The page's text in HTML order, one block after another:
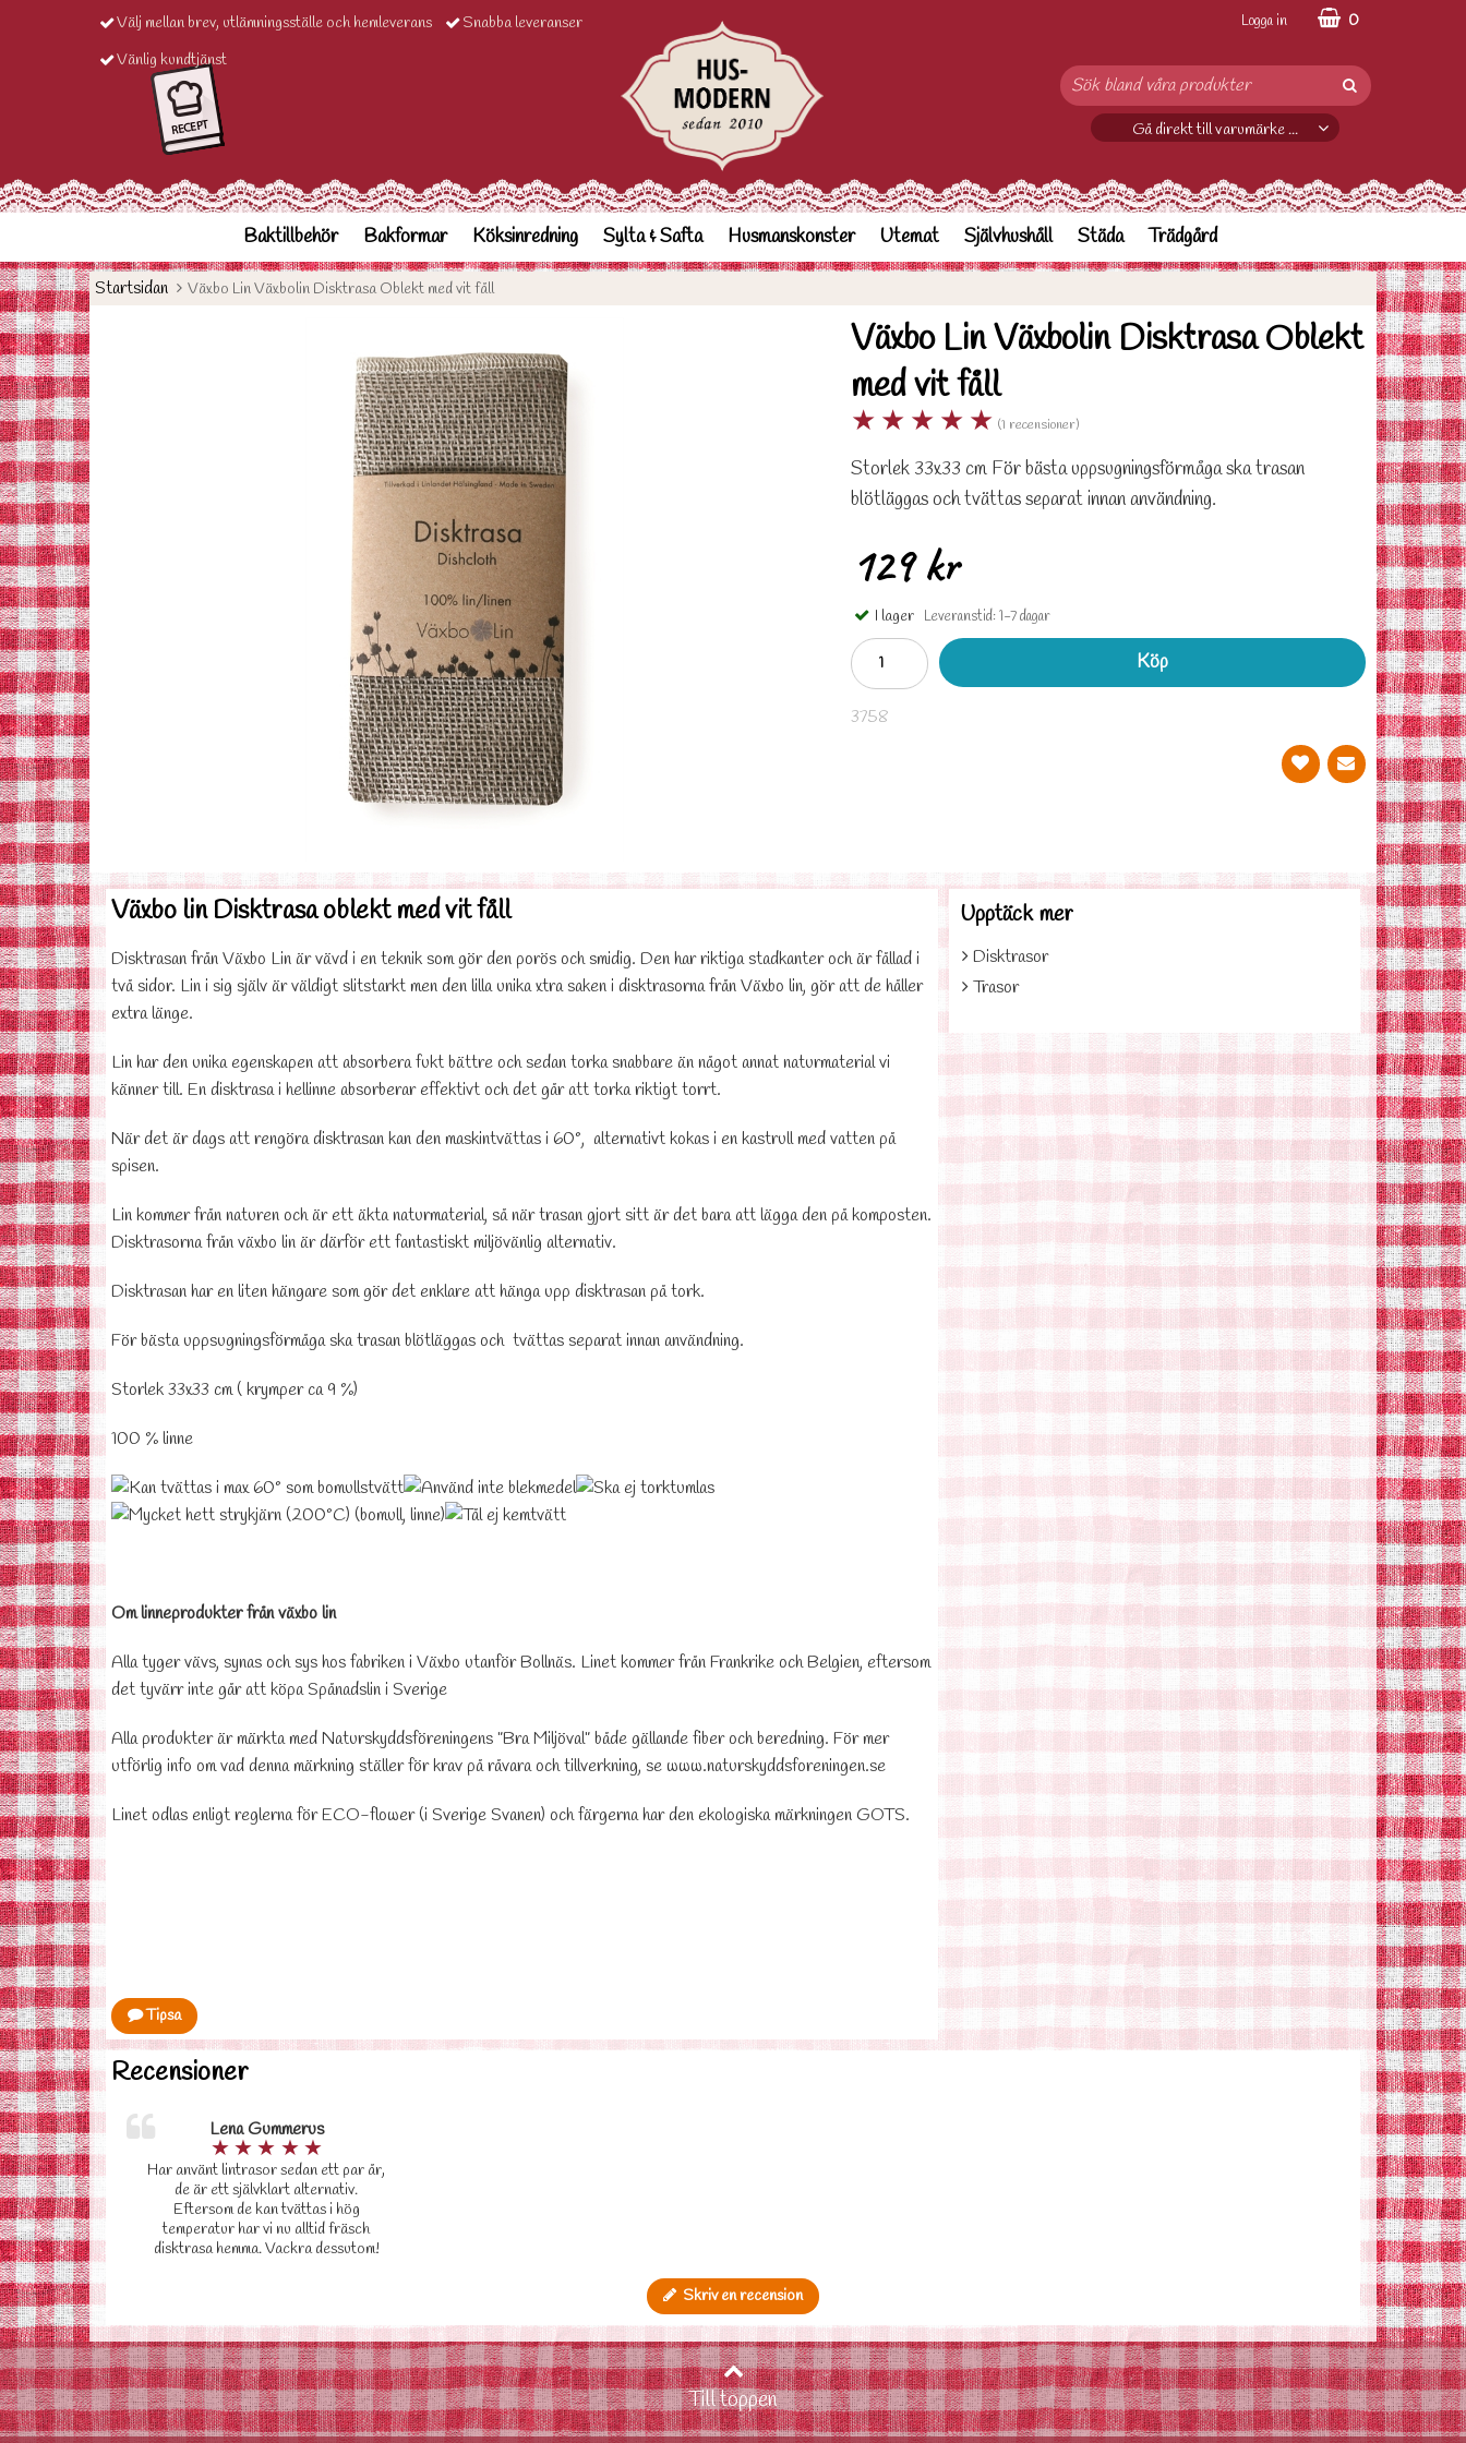
Välj mellan brev, utlämningsställe och hemleverans
Snabba leveranser
Vänlig kundtjänst
Logga in 0
Gå direkt till varumärke ...
Baktillbehör Bakformar Köksinredning Sylta & Safta Husmanskonster Utemat Självhushåll Städa Trädgård
Startsidan Växbo Lin Växbolin Disktrasa Oblekt med vit fåll
Växbo Lin Växbolin Disktrasa Oblekt
med vit fåll
★ ★ ★ ★ ★ (1 recensioner)
Storlek 33x33 cm För bästa uppsugningsförmåga ska trasan
blötläggas och tvättas separat innan användning.
129 kr
I lager Leveranstid: 1-7 dagar
Köp
3758
Växbo lin Disktrasa oblekt med vit fåll
Disktrasan från Växbo Lin är vävd i en teknik som gör den porös och smidig. Den har riktiga stadkanter och är fållad i
två sidor. Lin i sig själv är väldigt slitstarkt men den lilla unika xtra saken i disktrasorna från Växbo lin, gör att de håller
extra länge.
Lin har den unika egenskapen att absorbera fukt bättre och sedan torka snabbare än något annat naturmaterial vi
känner till. En disktrasa i hellinne absorberar effektivt och det går att torka riktigt torrt.
När det är dags att rengöra disktrasan kan den maskintvättas i 60°, alternativt kokas i en kastrull med vatten på
spisen.
Lin kommer från naturen och är ett äkta naturmaterial, så när trasan gjort sitt är det bara att lägga den på komposten.
Disktrasorna från växbo lin är därför ett fantastiskt miljövänlig alternativ.
Disktrasan har en liten hängare som gör det enklare att hänga upp disktrasan på tork.
För bästa uppsugningsförmåga ska trasan blötläggas och tvättas separat innan användning.
Storlek 33x33 cm ( krymper ca 9 %)
100 % linne
Om linneprodukter från växbo lin
Alla tyger vävs, synas och sys hos fabriken i Växbo utanför Bollnäs. Linet kommer från Frankrike och Belgien, eftersom
det tyvärr inte går att köpa Spånadslin i Sverige
Alla produkter är märkta med Naturskyddsföreningens ”Bra Miljöval” både gällande fiber och beredning. För mer
utförlig info om vad denna märkning ställer för krav på råvara och tillverkning, sewww.naturskyddsforeningen.se
Linet odlas enligt reglerna för ECO-flower (i Sverige Svanen) och färgerna har den ekologiska märkningen GOTS.
Tipsa
Upptäck mer
Disktrasor
Trasor
Recensioner
Lena Gummerus
★★★ ★★
Har använt lintrasor sedan ett par år,
de är ett självklart alternativ.
Eftersom de kan tvättas i hög
temperatur har vi nu alltid fräsch
disktrasa hemma. Vackra dessutom!
Skriv en recension
Till toppen